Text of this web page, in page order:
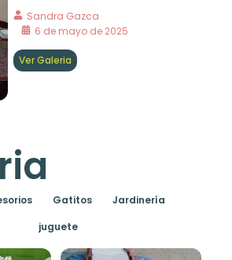
Sandra Gazca
6 de mayo de 2025
Ver Galeria
Gatitos
Jardinería
juguete